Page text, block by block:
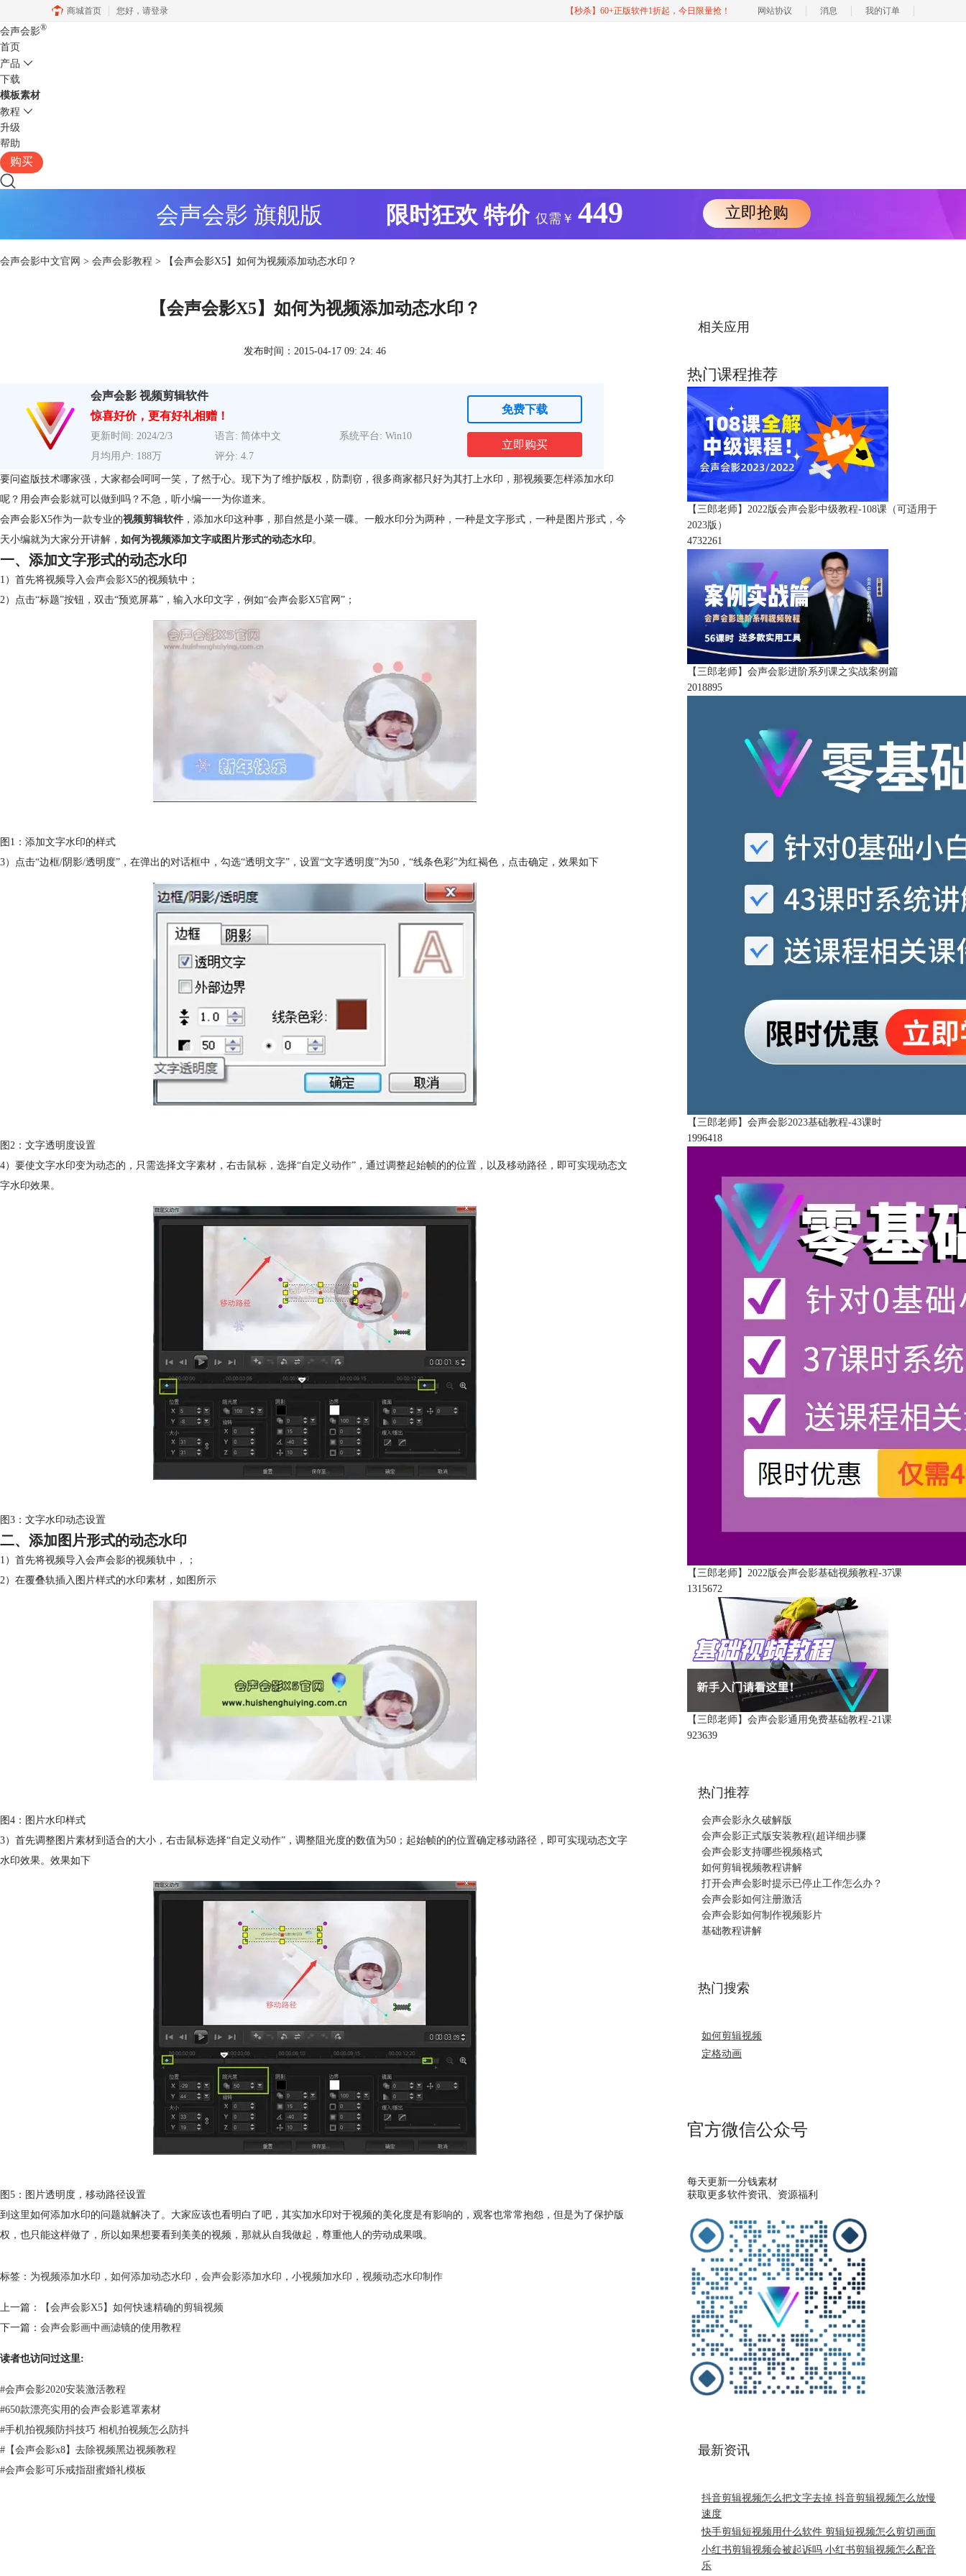
商城首页 您好， 请登录 【秒杀】60+正版软件1折起，今日限量抢！ 网站协议 消息 我的订单
会声会影®
首页
产品
下载
模板素材
教程
升级
帮助
购买
会声会影 旗舰版 限时狂欢 特价 仅需￥ 449 立即抢购
会声会影中文官网 > 会声会影教程 > 【会声会影X5】如何为视频添加动态水印？
【会声会影X5】如何为视频添加动态水印？
发布时间：2015-04-17 09: 24: 46
会声会影 视频剪辑软件
惊喜好价，更有好礼相赠！
更新时间: 2024/2/3 语言: 简体中文
系统平台: Win10
月均用户: 188万
评分: 4.7
免费下载
立即购买
要问盗版技术哪家强，大家都会呵呵一笑，了然于心。现下为了维护版权，防剽窃，很多商家都只好为其打上水印，那视频要怎样添加水印
呢？用会声会影就可以做到吗？不急，听小编一一为你道来。
会声会影X5作为一款专业的视频剪辑软件 ，添加水印这种事，那自然是小菜一碟。一般水印分为两种，一种是文字形式，一种是图片形式，今
天小编就为大家分开讲解， 如何为视频添加文字或图片形式的动态水印。
一、添加文字形式的动态水印
1）首先将视频导入会声会影X5的视频轨中；
2）点击“标题”按钮，双击“预览屏幕”，输入水印文字，例如“会声会影X5官网”；
图1：添加文字水印的样式
3）点击“边框/阴影/透明度”，在弹出的对话框中，勾选“透明文字”，设置“文字透明度”为50，“线条色彩”为红褐色，点击确定，效果如下
图2：文字透明度设置
4）要使文字水印变为动态的，只需选择文字素材，右击鼠标，选择“自定义动作”，通过调整起始帧的的位置，以及移动路径，即可实现动态文
字水印效果。
图3：文字水印动态设置
二、添加图片形式的动态水印
1）首先将视频导入会声会影的视频轨中，；
2）在覆叠轨插入图片样式的水印素材，如图所示
图4：图片水印样式
3）首先调整图片素材到适合的大小，右击鼠标选择“自定义动作”，调整阻光度的数值为50；起始帧的的位置确定移动路径，即可实现动态文字
水印效果。效果如下
图5：图片透明度，移动路径设置
到这里如何添加水印的问题就解决了。大家应该也看明白了吧，其实加水印对于视频的美化度是有影响的，观客也常常抱怨，但是为了保护版
权，也只能这样做了，所以如果想要看到美美的视频，那就从自我做起，尊重他人的劳动成果哦。
标签： 为视频添加水印 ， 如何添加动态水印 ， 会声会影添加水印 ， 小视频加水印 ， 视频动态水印制作
上一篇：
【会声会影X5】如何快速精确的剪辑视频
下一篇： 会声会影画中画滤镜的使用教程
读者也访问过这里:
#会声会影2020安装激活教程
#650款漂亮实用的会声会影遮罩素材
#手机拍视频防抖技巧 相机拍视频怎么防抖
# 【会声会影x8】去除视频黑边视频教程
#会声会影可乐戒指甜蜜婚礼模板
相关应用
热门课程推荐
【三郎老师】2022版会声会影中级教程-108课（可适用于
2023版）
4732261
【三郎老师】会声会影进阶系列课之实战案例篇
2018895
【三郎老师】会声会影2023基础教程-43课时
1996418
【三郎老师】2022版会声会影基础视频教程-37课
1315672
【三郎老师】会声会影通用免费基础教程-21课
923639
热门推荐
会声会影永久破解版
会声会影正式版安装教程(超详细步骤
会声会影支持哪些视频格式
如何剪辑视频教程讲解
打开会声会影时提示已停止工作怎么办？
会声会影如何注册激活
会声会影如何制作视频影片
基础教程讲解
热门搜索
如何剪辑视频
定格动画
官方微信公众号
每天更新一分钱素材
获取更多软件资讯、资源福利
最新资讯
抖音剪辑视频怎么把文字去掉 抖音剪辑视频怎么放慢
速度
快手剪辑短视频用什么软件 剪辑短视频怎么剪切画面
小红书剪辑视频会被起诉吗 小红书剪辑视频怎么配音
乐